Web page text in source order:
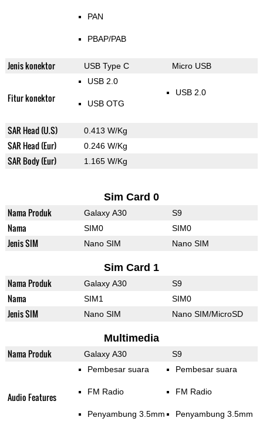
PAN
PBAP/PAB
Jenis konektor USB Type C Micro USB
Fitur konektor
USB 2.0
USB OTG
USB 2.0
SAR Head (U.S) 0.413 W/Kg
SAR Head (Eur) 0.246 W/Kg
SAR Body (Eur) 1.165 W/Kg
Sim Card 0
Nama Produk Galaxy A30 S9
Nama SIM0 SIM0
Jenis SIM Nano SIM Nano SIM
Sim Card 1
Nama Produk Galaxy A30 S9
Nama SIM1 SIM0
Jenis SIM Nano SIM Nano SIM/MicroSD
Multimedia
Nama Produk Galaxy A30 S9
Audio Features
Pembesar suara
FM Radio
Penyambung 3.5mm
Pembesar suara
FM Radio
Penyambung 3.5mm